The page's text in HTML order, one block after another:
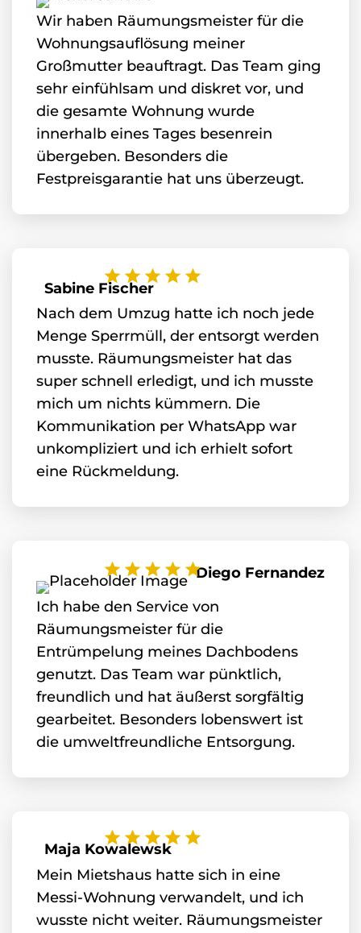
Wir haben Räumungsmeister für die
Wohnungsauflösung meiner
Großmutter beauftragt. Das Team ging
sehr einfühlsam und diskret vor, und
die gesamte Wohnung wurde
innerhalb eines Tages besenrein
übergeben. Besonders die
Festpreisgarantie hat uns überzeugt.
Sabine Fischer
Nach dem Umzug hatte ich noch jede
Menge Sperrmüll, der entsorgt werden
musste. Räumungsmeister hat das
super schnell erledigt, und ich musste
mich um nichts kümmern. Die
Kommunikation per WhatsApp war
unkompliziert und ich erhielt sofort
eine Rückmeldung.
Diego Fernandez
Ich habe den Service von
Räumungsmeister für die
Entrümpelung meines Dachbodens
genutzt. Das Team war pünktlich,
freundlich und hat äußerst sorgfältig
gearbeitet. Besonders lobenswert ist
die umweltfreundliche Entsorgung.
Maja Kowalewsk
Mein Mietshaus hatte sich in eine
Messi-Wohnung verwandelt, und ich
wusste nicht weiter. Räumungsmeister